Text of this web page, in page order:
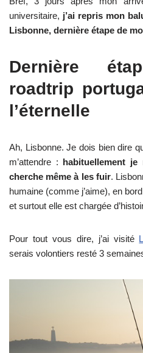
universitaire, j’ai repris mon
Lisbonne, dernière étape de
Dernière
roadtrip
l’éternelle
Ah, Lisbonne. Je dois bien dire
m’attendre : habituellement je
cherche même à les fuir.
humaine (comme j’aime), en
et surtout elle est chargée
Pour tout vous dire, j’ai visité
serais volontiers resté 3